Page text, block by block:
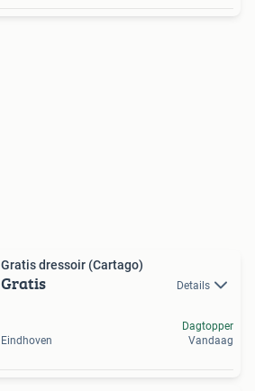
Gratis dressoir (Cartago)
Gratis Details
Eindhoven
Dagtopper
Vandaag